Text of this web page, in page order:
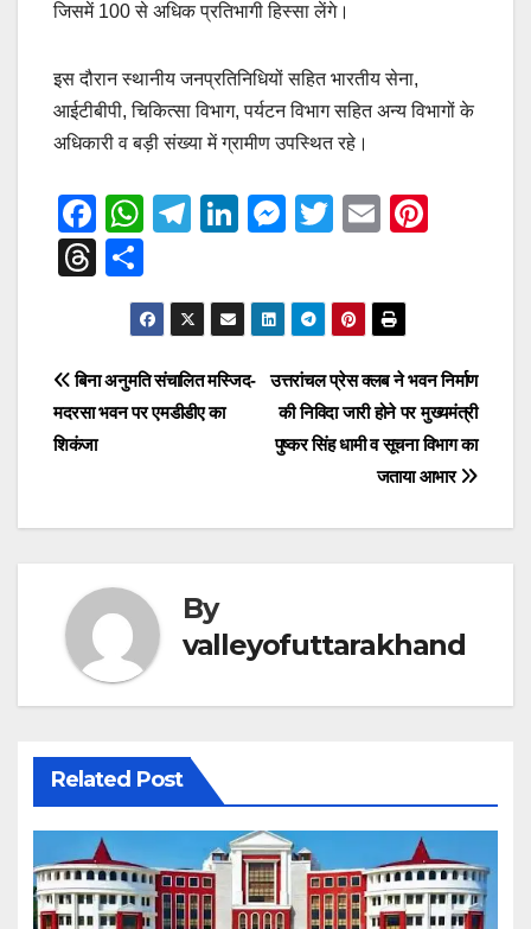
जिसमें 100 से अधिक प्रतिभागी हिस्सा लेंगे।
इस दौरान स्थानीय जनप्रतिनिधियों सहित भारतीय सेना,
आईटीबीपी, चिकित्सा विभाग, पर्यटन विभाग सहित अन्य विभागों के
अधिकारी व बड़ी संख्या में ग्रामीण उपस्थित रहे।
F
a
c
b
o
o
W
s
A
p
T
gr
a
m
Li
e
dI
M
e
n
g
er
T
er
E
st
T
hr
a
d
s
h
ar
e
Post
navigation
उत्तरांचल प्रेस क्लब ने भवन निर्माण
की निविदा जारी होने पर मुख्यमंत्री
पुष्कर सिंह धामी व सूचना विभाग का
जताया आभार
बिना अनुमति संचालित मस्जिद-
मदरसा भवन पर एमडीडीए का
शिकंजा
By
valleyofuttarakhand
Related Post